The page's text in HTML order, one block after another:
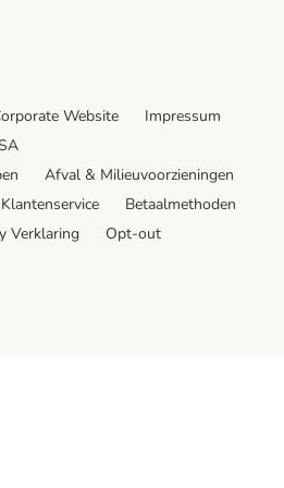
Website
Impressum
Afval & Milieuvoorzieningen
Klantenservice
Betaalmethoden
Verklaring
Opt-out